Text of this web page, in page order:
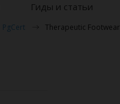
Гиды и статьи
PgCert Therapeutic Footwear